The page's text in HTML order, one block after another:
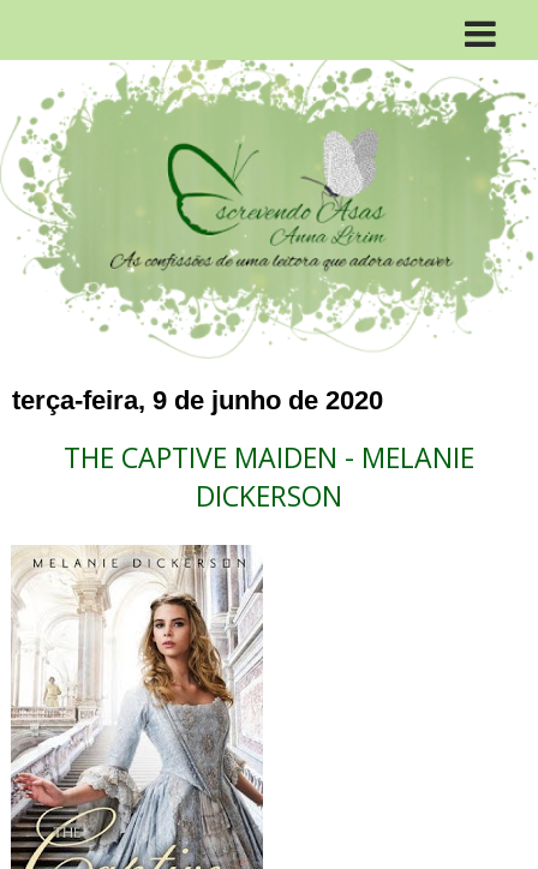
terça-feira, 9 de junho de 2020
THE CAPTIVE MAIDEN - MELANIE
DICKERSON